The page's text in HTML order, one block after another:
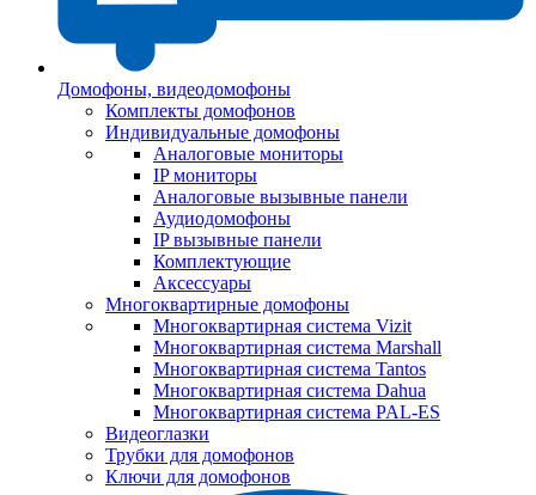
Домофоны, видеодомофоны
Комплекты домофонов
Индивидуальные домофоны
Аналоговые мониторы
IP мониторы
Аналоговые вызывные панели
Аудиодомофоны
IP вызывные панели
Комплектующие
Аксессуары
Многоквартирные домофоны
Многоквартирная система Vizit
Многоквартирная система Marshall
Многоквартирная система Tantos
Многоквартирная система Dahua
Многоквартирная система PAL-ES
Видеоглазки
Трубки для домофонов
Ключи для домофонов